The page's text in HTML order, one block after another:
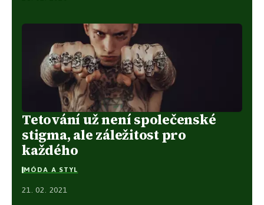
Tetování už není společenské
stigma, ale záležitost pro
každého
MÓDA A STYL
21. 02. 2021